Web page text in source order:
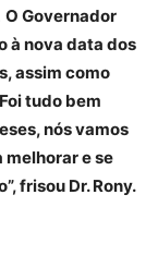
O Governador
à nova data dos
assim como
tudo bem
nós vamos
melhorar e se
frisou Dr. Rony.